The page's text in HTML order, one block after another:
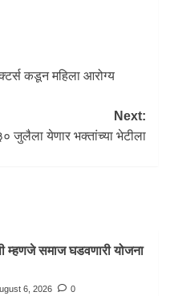
कडून महिला आरोग्य
Next:
जुलैला येणार भक्तांच्या भेटीला
म्हणजे समाज घडवणारी योजना
6, 2026
0